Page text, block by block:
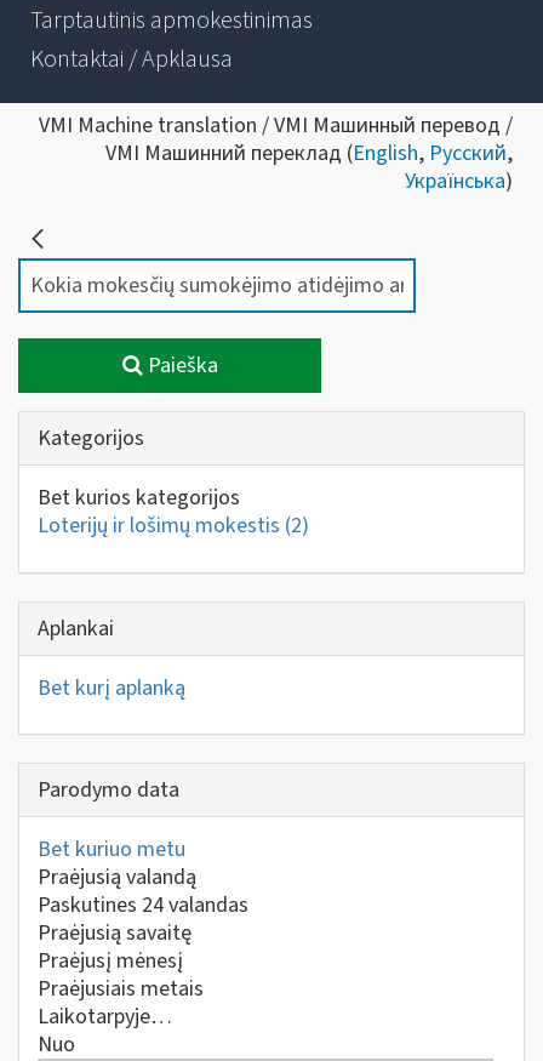
Tarptautinis apmokestinimas
Kontaktai / Apklausa
VMI Machine translation / VMI Машинный перевод /
VMI Машинний переклад (English, Русский,
Українська)
Paieška
Kategorijos
Bet kurios kategorijos
Loterijų ir lošimų mokestis (2)
Aplankai
Bet kurį aplanką
Parodymo data
Bet kuriuo metu
Praėjusią valandą
Paskutines 24 valandas
Praėjusią savaitę
Praėjusį mėnesį
Praėjusiais metais
Laikotarpyje…
Nuo